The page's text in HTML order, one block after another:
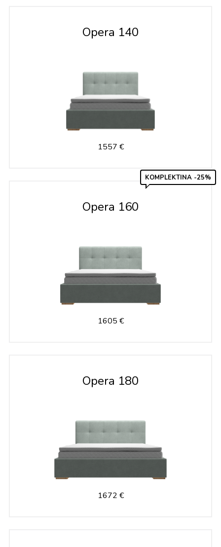
Opera 140
1557 €
KOMPLEKTINA -25%
Opera 160
1605 €
Opera 180
1672 €